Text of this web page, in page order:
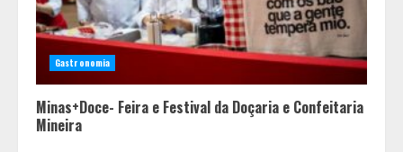
Gastronomia
Minas+Doce- Feira e Festival da Doçaria e Confeitaria
Mineira